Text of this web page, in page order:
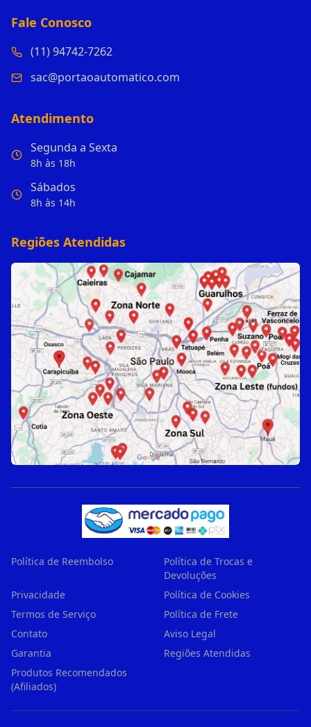
Fale Conosco
(11) 94742-7262
sac@portaoautomatico.com
Atendimento
Segunda a Sexta
8h às 18h
Sábados
8h às 14h
Regiões Atendidas
Política de Reembolso
Política de Trocas e
Devoluções
Privacidade
Política de Cookies
Termos de Serviço
Política de Frete
Contato
Aviso Legal
Garantia
Regiões Atendidas
Produtos Recomendados
(Afiliados)